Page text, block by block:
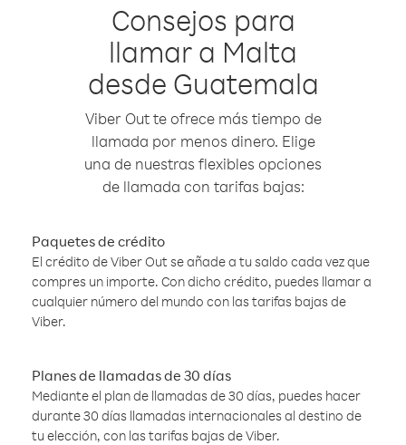
Consejos para
llamar a Malta
desde Guatemala
Viber Out te ofrece más tiempo de
llamada por menos dinero. Elige
una de nuestras flexibles opciones
de llamada con tarifas bajas:
Paquetes de crédito
El crédito de Viber Out se añade a tu saldo cada vez que
compres un importe. Con dicho crédito, puedes llamar a
cualquier número del mundo con las tarifas bajas de
Viber.
Planes de llamadas de 30 días
Mediante el plan de llamadas de 30 días, puedes hacer
durante 30 días llamadas internacionales al destino de
tu elección, con las tarifas bajas de Viber.